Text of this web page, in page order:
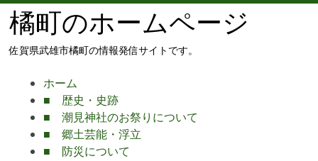
橘町のホームページ
佐賀県武雄市橘町の情報発信サイトです。
ホーム
■ 歴史・史跡
■ 潮見神社のお祭りについて
■ 郷土芸能・浮立
■ 防災について